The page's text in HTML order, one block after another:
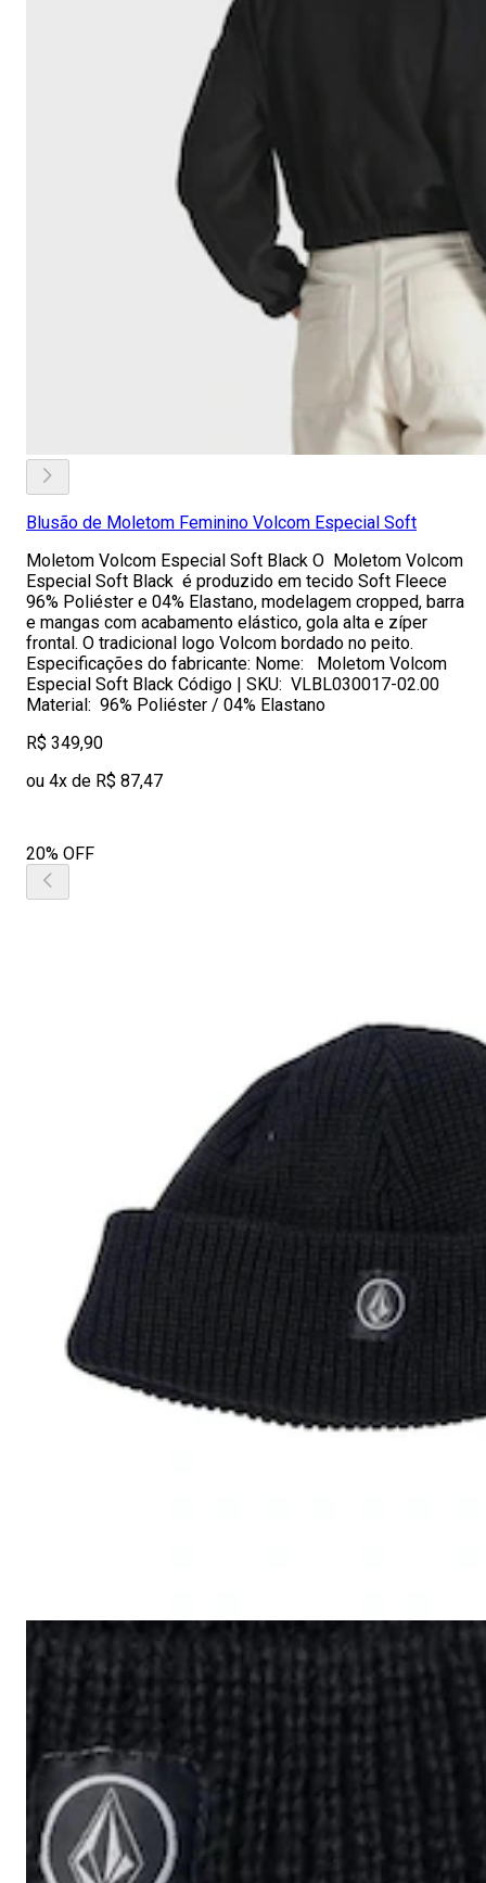
Blusão de Moletom Feminino Volcom Especial Soft
Moletom Volcom Especial Soft Black O Moletom Volcom
Especial Soft Black é produzido em tecido Soft Fleece
96% Poliéster e 04% Elastano, modelagem cropped, barra
e mangas com acabamento elástico, gola alta e zíper
frontal. O tradicional logo Volcom bordado no peito.
Especificações do fabricante: Nome: Moletom Volcom
Especial Soft Black Código | SKU: VLBL030017-02.00
Material: 96% Poliéster / 04% Elastano
R$ 349,90
ou 4x de R$ 87,47
20% OFF